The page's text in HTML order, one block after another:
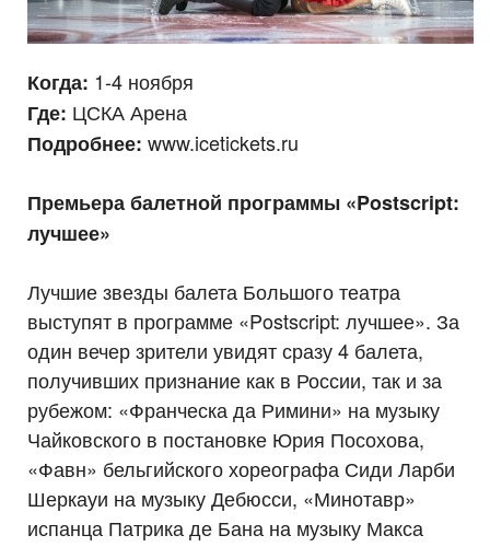
Когда: 1-4 ноября
Где: ЦСКА Арена
Подробнее: www.icetickets.ru
Премьера балетной программы «Postscript:
лучшее»
Лучшие звезды балета Большого театра
выступят в программе «Postscript: лучшее». За
один вечер зрители увидят сразу 4 балета,
получивших признание как в России, так и за
рубежом: «Франческа да Римини» на музыку
Чайковского в постановке Юрия Посохова,
«Фавн» бельгийского хореографа Сиди Ларби
Шеркауи на музыку Дебюсси, «Минотавр»
испанца Патрика де Бана на музыку Макса